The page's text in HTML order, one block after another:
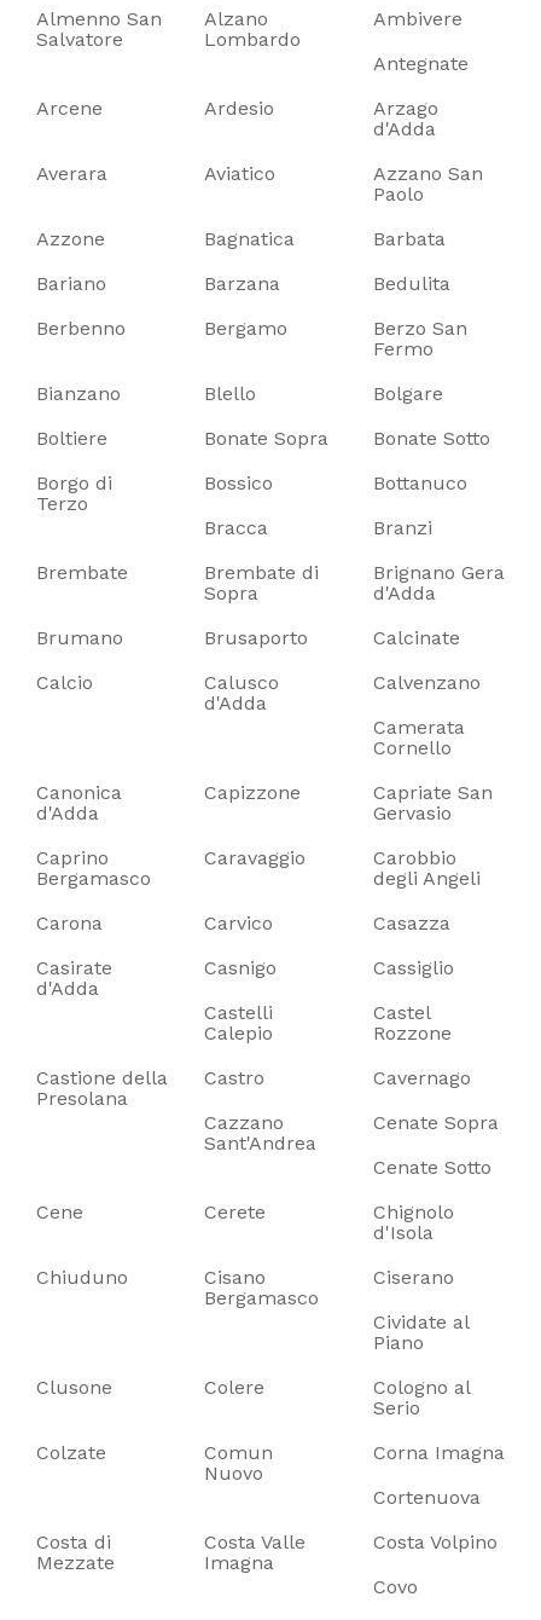
Almenno San
Salvatore
Alzano
Lombardo
Ambivere
Antegnate
Arcene
Ardesio
Arzago
d'Adda
Averara
Aviatico
Azzano San
Paolo
Azzone
Bagnatica
Barbata
Bariano
Barzana
Bedulita
Berbenno
Bergamo
Berzo San
Fermo
Bianzano
Blello
Bolgare
Boltiere
Bonate Sopra
Bonate Sotto
Borgo di
Terzo
Bossico
Bottanuco
Bracca
Branzi
Brembate
Brembate di
Sopra
Brignano Gera
d'Adda
Brumano
Brusaporto
Calcinate
Calcio
Calusco
d'Adda
Calvenzano
Camerata
Cornello
Canonica
d'Adda
Capizzone
Capriate San
Gervasio
Caprino
Bergamasco
Caravaggio
Carobbio
degli Angeli
Carona
Carvico
Casazza
Casirate
d'Adda
Casnigo
Cassiglio
Castelli
Calepio
Castel
Rozzone
Castione della
Presolana
Castro
Cavernago
Cazzano
Sant'Andrea
Cenate Sopra
Cenate Sotto
Cene
Cerete
Chignolo
d'Isola
Chiuduno
Cisano
Bergamasco
Ciserano
Cividate al
Piano
Clusone
Colere
Cologno al
Serio
Colzate
Comun
Nuovo
Corna Imagna
Cortenuova
Costa di
Mezzate
Costa Valle
Imagna
Costa Volpino
Covo